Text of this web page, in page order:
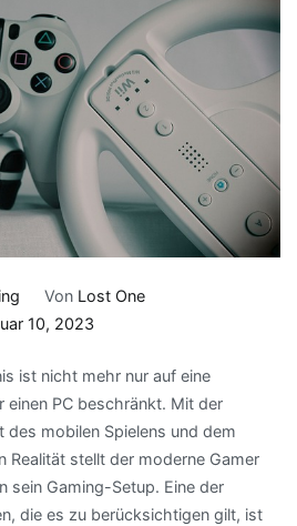
Von Lost One
10, 2023
ist nicht mehr nur auf eine
einen PC beschränkt. Mit der
des mobilen Spielens und dem
Realität stellt der moderne Gamer
sein Gaming-Setup. Eine der
die es zu berücksichtigen gilt, ist